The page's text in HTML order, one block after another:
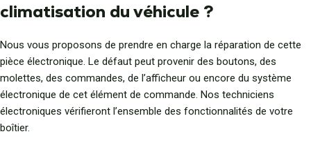
climatisation du véhicule ?
Nous vous proposons de prendre en charge la réparation de cette
pièce électronique. Le défaut peut provenir des boutons, des
molettes, des commandes, de l’afficheur ou encore du système
électronique de cet élément de commande. Nos techniciens
électroniques vérifieront l’ensemble des fonctionnalités de votre
boîtier.